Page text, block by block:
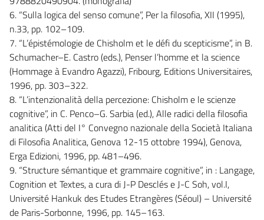
6. “Sulla logica del senso comune”, Per la filosofia, XII (1995),
n.33, pp. 102–109.
7. “L’épistémologie de Chisholm et le défi du scepticisme”, in B.
Schumacher–E. Castro (eds.), Penser l’homme et la science
(Hommage à Evandro Agazzi), Fribourg, Editions Universitaires,
1996, pp. 303–322.
8. “L’intenzionalità della percezione: Chisholm e le scienze
cognitive”, in C. Penco–G. Sarbia (ed.), Alle radici della filosofia
analitica (Atti del I° Convegno nazionale della Società Italiana
di Filosofia Analitica, Genova 12-15 ottobre 1994), Genova,
Erga Edizioni, 1996, pp. 481–496.
9. “Structure sémantique et grammaire cognitive”, in : Langage,
Cognition et Textes, a cura di J-P Desclés e J-C Soh, vol.I,
Université Hankuk des Etudes Etrangères (Séoul) – Université
de Paris-Sorbonne, 1996, pp. 145–163.